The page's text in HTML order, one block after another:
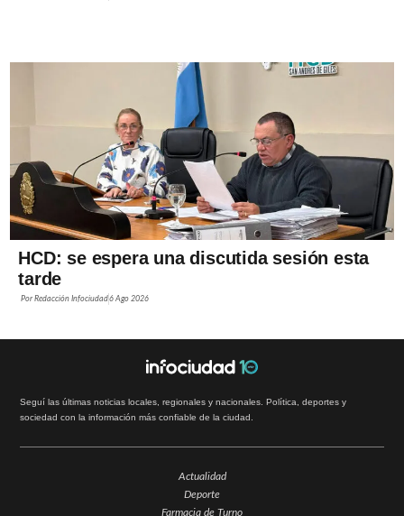
HCD: se espera una discutida sesión esta
tarde
PorRedacción Infociudad6 Ago 2026
Seguí las últimas noticias locales, regionales y nacionales. Política, deportes y
sociedad con la información más confiable de la ciudad.
Actualidad
Deporte
Farmacia de Turno